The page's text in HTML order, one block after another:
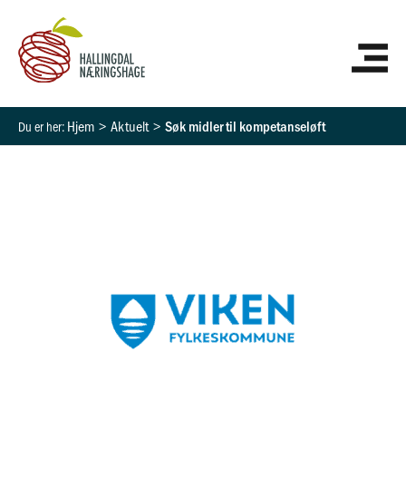
innholdet
Hjem Aktuelt Søk midler til kompetanseløft